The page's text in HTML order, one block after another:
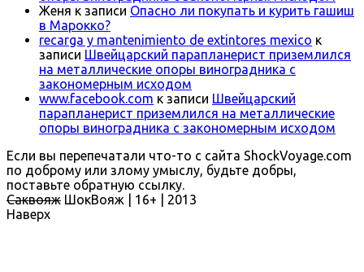
Женя к записи Опасно ли покупать и курить гашиш
в Марокко?
recarga y mantenimiento de extintores mexico к
записи Швейцарский парапланерист приземлился
на металлические опоры виноградника с
закономерным исходом
www.facebook.com к записи Швейцарский
парапланерист приземлился на металлические
опоры виноградника с закономерным исходом
Если вы перепечатали что-то с сайта ShockVoyage.com
по доброму или злому умыслу, будьте добры,
поставьте обратную ссылку.
Саквояж ШокВояж | 16+ | 2013
Наверх